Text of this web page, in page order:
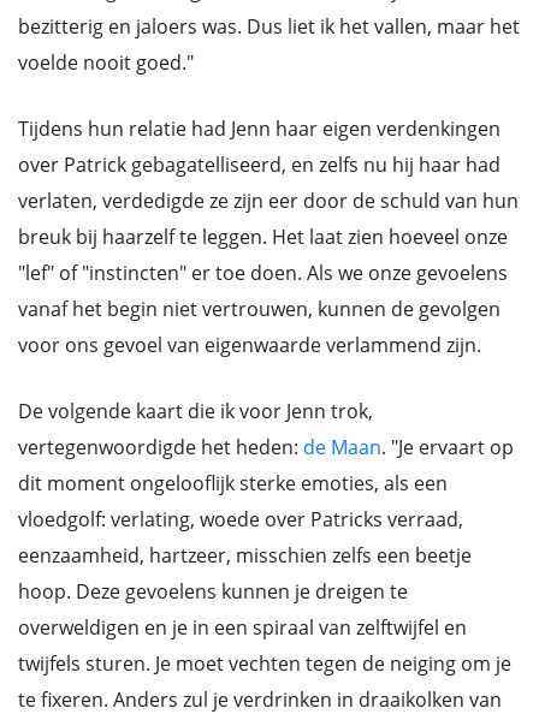
bezitterig en jaloers was. Dus liet ik het vallen, maar het
voelde nooit goed."
Tijdens hun relatie had Jenn haar eigen verdenkingen
over Patrick gebagatelliseerd, en zelfs nu hij haar had
verlaten, verdedigde ze zijn eer door de schuld van hun
breuk bij haarzelf te leggen. Het laat zien hoeveel onze
"lef" of "instincten" er toe doen. Als we onze gevoelens
vanaf het begin niet vertrouwen, kunnen de gevolgen
voor ons gevoel van eigenwaarde verlammend zijn.
De volgende kaart die ik voor Jenn trok,
vertegenwoordigde het heden: de Maan. "Je ervaart op
dit moment ongelooflijk sterke emoties, als een
vloedgolf: verlating, woede over Patricks verraad,
eenzaamheid, hartzeer, misschien zelfs een beetje
hoop. Deze gevoelens kunnen je dreigen te
overweldigen en je in een spiraal van zelftwijfel en
twijfels sturen. Je moet vechten tegen de neiging om je
te fixeren. Anders zul je verdrinken in draaikolken van